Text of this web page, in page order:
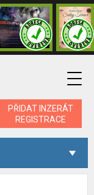
PŘIDAT INZERÁT
REGISTRACE